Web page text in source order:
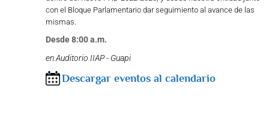
con el Bloque Parlamentario dar seguimiento al avance de las
mismas.
Desde 8:00 a.m.
en Auditorio IIAP - Guapi
Descargar eventos al calendario